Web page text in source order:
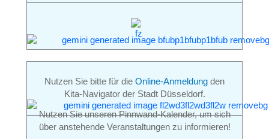
Nutzen Sie bitte für die Online-Anmeldung den
Kita-Navigator der Stadt Düsseldorf.
Nutzen Sie unseren Pinnwand-Kalender, um sich
über anstehende Veranstaltungen zu informieren!